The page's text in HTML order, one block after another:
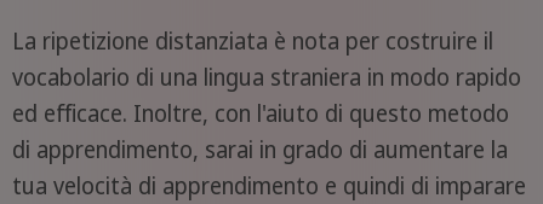
La ripetizione distanziata è nota per costruire il
vocabolario di una lingua straniera in modo rapido
ed efficace. Inoltre, con l'aiuto di questo metodo
di apprendimento, sarai in grado di aumentare la
tua velocità di apprendimento e quindi di imparare